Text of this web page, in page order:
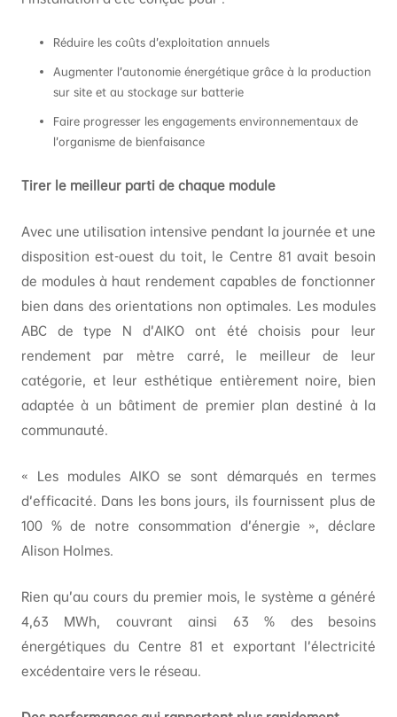
Réduire les coûts d’exploitation annuels
Augmenter l’autonomie énergétique grâce à la production
sur site et au stockage sur batterie
Faire progresser les engagements environnementaux de
l’organisme de bienfaisance
Tirer le meilleur parti de chaque module
Avec une utilisation intensive pendant la journée et une
disposition est-ouest du toit, le Centre 81 avait besoin
de modules à haut rendement capables de fonctionner
bien dans des orientations non optimales. Les modules
ABC de type N d’AIKO ont été choisis pour leur
rendement par mètre carré, le meilleur de leur
catégorie, et leur esthétique entièrement noire, bien
adaptée à un bâtiment de premier plan destiné à la
communauté.
« Les modules AIKO se sont démarqués en termes
d’efficacité. Dans les bons jours, ils fournissent plus de
100 % de notre consommation d’énergie », déclare
Alison Holmes.
Rien qu’au cours du premier mois, le système a généré
4,63 MWh, couvrant ainsi 63 % des besoins
énergétiques du Centre 81 et exportant l’électricité
excédentaire vers le réseau.